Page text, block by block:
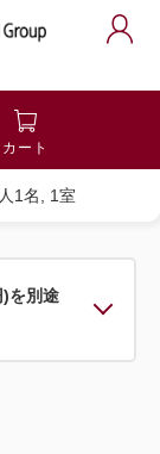
カート
1名, 1室
を別途